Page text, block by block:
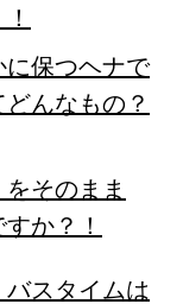
保つヘナで
んなもの？
をそのまま
か？！
スタイムは